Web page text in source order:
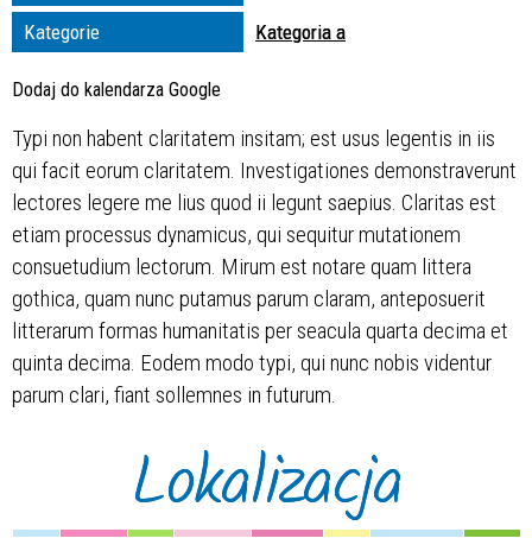
Organizator
Kategorie
Kategoria a
Dodaj do kalendarza Google
Typi non habent claritatem insitam; est usus legentis in iis
qui facit eorum claritatem. Investigationes demonstraverunt
lectores legere me lius quod ii legunt saepius. Claritas est
etiam processus dynamicus, qui sequitur mutationem
consuetudium lectorum. Mirum est notare quam littera
gothica, quam nunc putamus parum claram, anteposuerit
litterarum formas humanitatis per seacula quarta decima et
quinta decima. Eodem modo typi, qui nunc nobis videntur
parum clari, fiant sollemnes in futurum.
Lokalizacja